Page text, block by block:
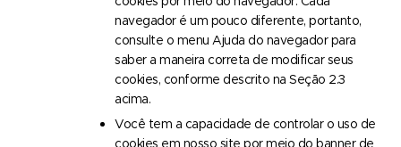
navegador é um pouco diferente, portanto,
consulte o menu Ajuda do navegador para
saber a maneira correta de modificar seus
cookies, conforme descrito na Seção 2.3
acima.
Você tem a capacidade de controlar o uso de
cookies em nosso site por meio do banner de